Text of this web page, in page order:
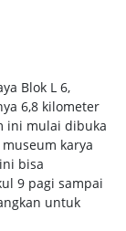
Blok L 6,
6,8 kilometer
ini mulai dibuka
karya
bisa
9 pagi sampai
untuk